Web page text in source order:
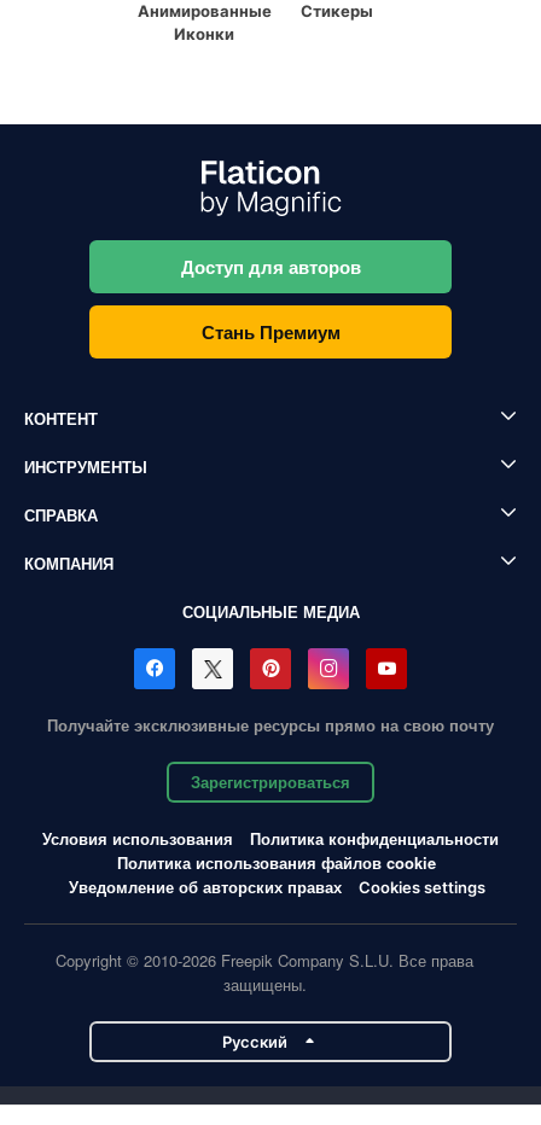
Анимированные
Иконки
Стикеры
Доступ для авторов
Стань Премиум
КОНТЕНТ
ИНСТРУМЕНТЫ
СПРАВКА
КОМПАНИЯ
СОЦИАЛЬНЫЕ МЕДИА
Получайте эксклюзивные ресурсы прямо на свою почту
Зарегистрироваться
Условия использования
Политика конфиденциальности
Политика использования файлов cookie
Уведомление об авторских правах
Cookies settings
Copyright © 2010-2026 Freepik Company S.L.U. Все права
защищены.
Pусский